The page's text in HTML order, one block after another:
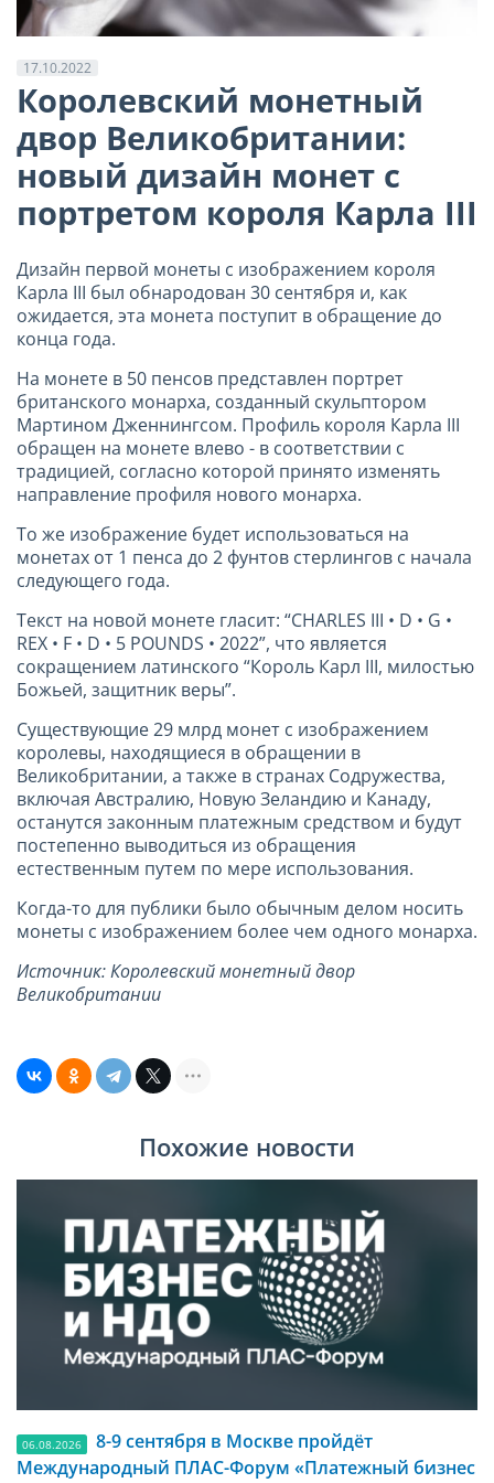
17.10.2022
Королевский монетный
двор Великобритании:
новый дизайн монет с
портретом короля Карла III
Дизайн первой монеты с изображением короля
Карла III был обнародован 30 сентября и, как
ожидается, эта монета поступит в обращение до
конца года.
На монете в 50 пенсов представлен портрет
британского монарха, созданный скульптором
Мартином Дженнингсом. Профиль короля Карла III
обращен на монете влево - в соответствии с
традицией, согласно которой принято изменять
направление профиля нового монарха.
То же изображение будет использоваться на
монетах от 1 пенса до 2 фунтов стерлингов с начала
следующего года.
Текст на новой монете гласит: “CHARLES III • D • G •
REX • F • D • 5 POUNDS • 2022”, что является
сокращением латинского “Король Карл III, милостью
Божьей, защитник веры”.
Существующие 29 млрд монет с изображением
королевы, находящиеся в обращении в
Великобритании, а также в странах Содружества,
включая Австралию, Новую Зеландию и Канаду,
останутся законным платежным средством и будут
постепенно выводиться из обращения
естественным путем по мере использования.
Когда-то для публики было обычным делом носить
монеты с изображением более чем одного монарха.
Источник: Королевский монетный двор
Великобритании
Похожие новости
06.08.2026
8-9 сентября в Москве пройдёт
Международный ПЛАС-Форум «Платежный бизнес